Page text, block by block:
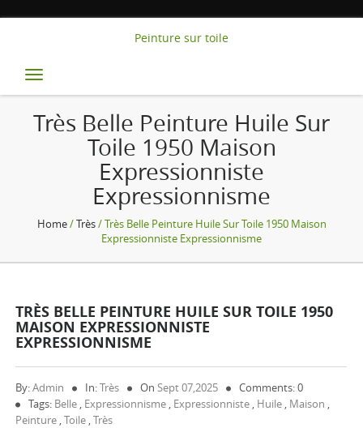
Peinture sur toile
Toggle
navigation
Très Belle Peinture Huile Sur
Toile 1950 Maison
Expressionniste
Expressionnisme
Home/Très/ Très Belle Peinture Huile Sur Toile 1950 Maison
Expressionniste Expressionnisme
TRÈS BELLE PEINTURE HUILE SUR TOILE 1950
MAISON EXPRESSIONNISTE
EXPRESSIONNISME
By:Admin In:Très OnSept 07,2025
Comments: 0
Tags: Belle , Expressionnisme , Expressionniste , Huile , Maison ,
Peinture ,Toile ,Très